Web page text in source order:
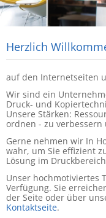
Herzlich
auf den Internetseiten
Wir sind ein
Druck- und
Unsere Stärken:
ordnen - zu verbessern
Gerne nehmen wir In
wahr, um Sie effizient
Lösung im
Unser hochmotiviertes
Verfügung. Sie
der Seite oder über
Kontaktseite.